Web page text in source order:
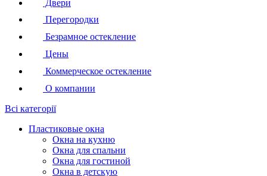
Двери
Перегородки
Безрамное остекление
Цены
Коммерческое остекление
О компании
Всі категорії
Пластиковые окна
Окна на кухню
Окна для спальни
Окна для гостиной
Окна в детскую